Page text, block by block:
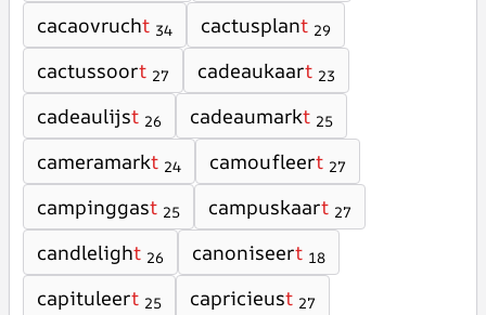
cacaovrucht 34 cactusplant 29
cactussoort 27 cadeaukaart 23
cadeaulijst 26 cadeaumarkt 25
cameramarkt 24 camoufleert 27
campinggast 25 campuskaart 27
candlelight 26 canoniseert 18
capituleert 25 capricieust 27